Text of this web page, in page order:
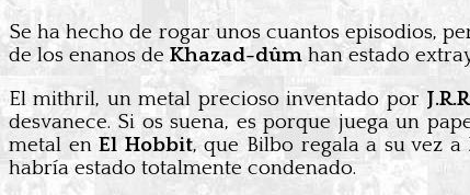
Se ha hecho de rogar unos cuantos episodios,
de los enanos de Khazad-dûm han estado
El mithril, un metal precioso inventado por
desvanece. Si os suena, es porque juega un
metal enEl Hobbit, que Bilbo regala a su vez a
habría estado totalmente condenado.